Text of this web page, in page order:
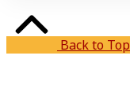
Back to Top